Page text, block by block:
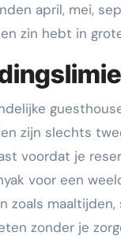
april, mei,
zin hebt in
zijn slechts
voordat je
voor een
zoals
zonder je